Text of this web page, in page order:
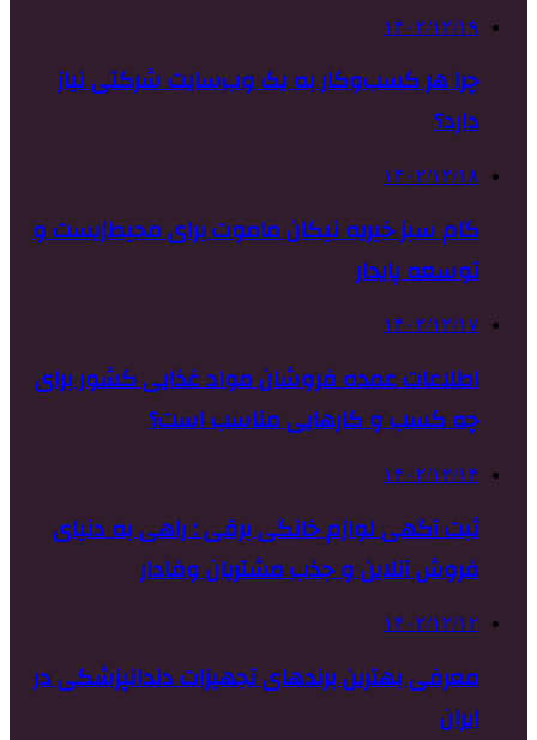
۱۴۰۲/۱۲/۱۹
چرا هر کسب‌وکار به یک وب‌سایت شرکتی نیاز
دارد؟
۱۴۰۲/۱۲/۱۸
گام سبز خیریه نیکان ماموت برای محیط‌زیست و
توسعه پایدار
۱۴۰۲/۱۲/۱۷
اطلاعات عمده فروشان مواد غذایی کشور برای
چه کسب و کارهایی مناسب است؟
۱۴۰۲/۱۲/۱۴
ثبت آگهی لوازم خانگی برقی : راهی به دنیای
فروش آنلاین و جذب مشتریان وفادار
۱۴۰۲/۱۲/۱۲
معرفی بهترین برندهای تجهیزات دندانپزشکی در
ایران